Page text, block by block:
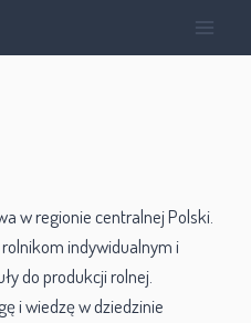
w regionie centralnej Polski.
indywidualnym i
do produkcji rolnej.
i wiedzę w dziedzinie